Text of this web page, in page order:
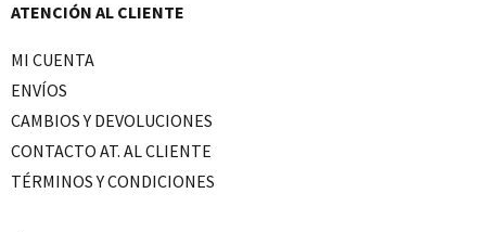
ATENCIÓN AL CLIENTE
MI CUENTA
ENVÍOS
CAMBIOS Y DEVOLUCIONES
CONTACTO AT. AL CLIENTE
TÉRMINOS Y CONDICIONES